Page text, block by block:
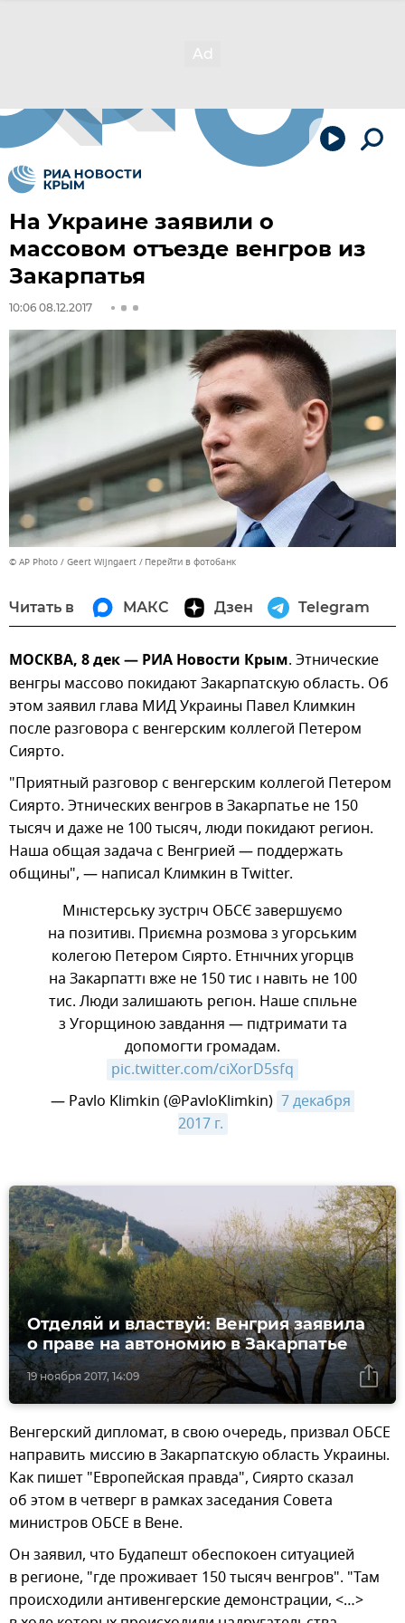
На Украине заявили о
массовом отъезде венгров из
Закарпатья
10:06 08.12.2017
© AP Photo / Geert Wijngaert Перейти в фотобанк
Читать в МАКС Дзен Telegram
МОСКВА, 8 дек — РИА Новости Крым. Этнические
венгры массово покидают Закарпатскую область. Об
этом заявил глава МИД Украины Павел Климкин
после разговора с венгерским коллегой Петером
Сиярто.
"Приятный разговор с венгерским коллегой Петером
Сиярто. Этнических венгров в Закарпатье не 150
тысяч и даже не 100 тысяч, люди покидают регион.
Наша общая задача с Венгрией — поддержать
общины", — написал Климкин в Twitter.
Міністерську зустріч ОБСЄ завершуємо
на позитиві. Приємна розмова з угорським
колегою Петером Сіярто. Етнічних угорців
на Закарпатті вже не 150 тис і навіть не 100
тис. Люди залишають регіон. Наше спільне
з Угорщиною завдання — підтримати та
допомогти громадам.
pic.twitter.com/ciXorD5sfq
— Pavlo Klimkin (@PavloKlimkin) 7 декабря
2017 г.
19 ноября 2017, 14:09
Отделяй и властвуй: Венгрия заявила
о праве на автономию в Закарпатье
Венгерский дипломат, в свою очередь, призвал ОБСЕ
направить миссию в Закарпатскую область Украины.
Как пишет "Европейская правда", Сиярто сказал
об этом в четверг в рамках заседания Совета
министров ОБСЕ в Вене.
Он заявил, что Будапешт обеспокоен ситуацией
в регионе, "где проживает 150 тысяч венгров". "Там
происходили антивенгерские демонстрации, <…>